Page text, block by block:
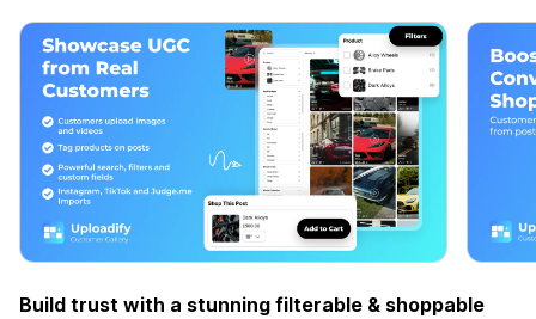
Build trust with a stunning filterable & shoppable